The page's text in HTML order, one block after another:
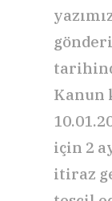
Kanun
için 2
itiraz